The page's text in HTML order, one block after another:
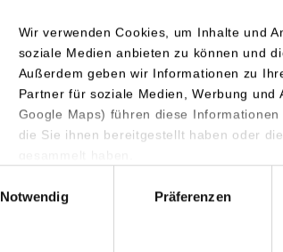
Wir verwenden Cookies, um Inhalte und
soziale Medien anbieten zu können und
Außerdem geben wir Informationen zu
Partner für soziale Medien, Werbung und
Google Maps) führen diese
die Sie ihnen bereitgestellt haben oder
Notwendig
Präferenzen